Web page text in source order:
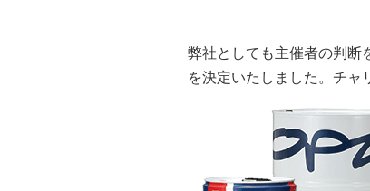
弊社としても主催者の判断
を決定いたしました。チャ